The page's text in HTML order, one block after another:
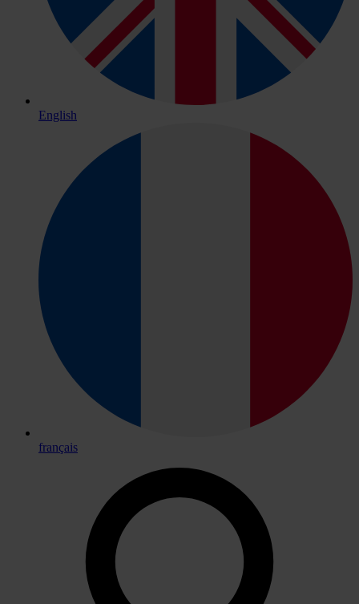
English
français